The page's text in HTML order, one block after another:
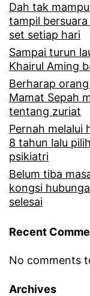
Dah tak
tampil
set setiap hari
Sampai turun
Khairul Aming
Berharap
Mamat Sepah
tentang zuriat
Pernah melalui
8 tahun lalu
psikiatri
Belum tiba
kongsi
selesai
Recent
No comments
Archives